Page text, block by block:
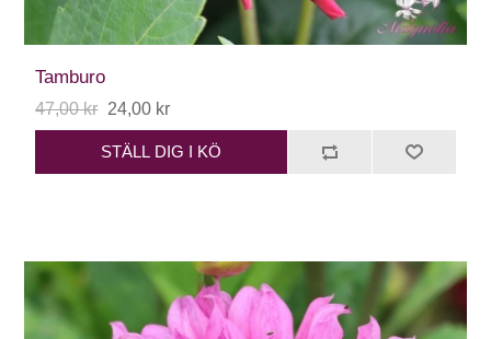
Tamburo
47,00 kr 24,00 kr
STÄLL DIG I KÖ